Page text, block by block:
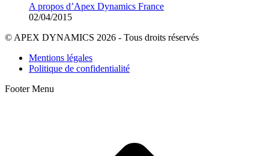
A propos d’Apex Dynamics France
02/04/2015
© APEX DYNAMICS 2026 - Tous droits réservés
Mentions légales
Politique de confidentialité
Footer Menu